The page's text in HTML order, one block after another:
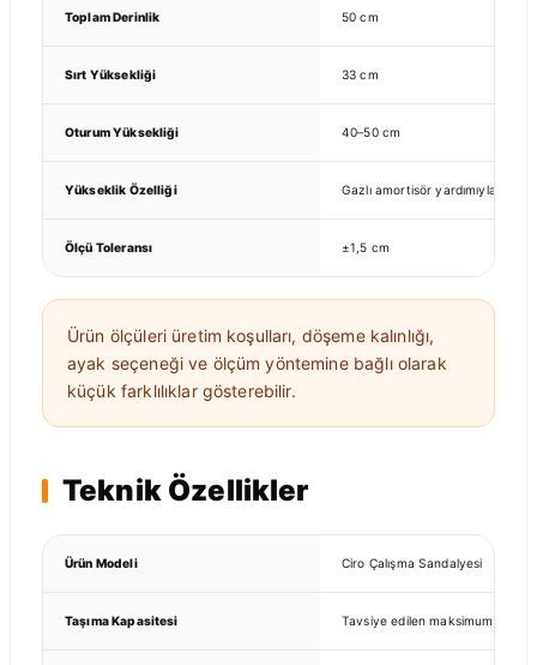
Toplam Derinlik 50 cm
Sırt Yüksekliği 33 cm
Oturum Yüksekliği 40–50 cm
Yükseklik Özelliği Gazlı amortisör yardımıyla
Ölçü Toleransı ±1,5 cm
Ürün ölçüleri üretim koşulları, döşeme kalınlığı,
ayak seçeneği ve ölçüm yöntemine bağlı olarak
küçük farklılıklar gösterebilir.
Teknik Özellikler
Ürün Modeli Ciro Çalışma Sandalyesi
Taşıma Kapasitesi Tavsiye edilen maksimum